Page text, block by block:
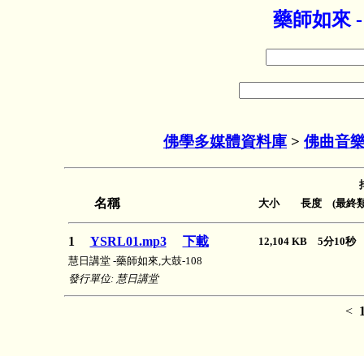
藥師如來
佛學多媒體資料庫 > 佛曲音
名稱 大小 長度 (最終
1 YSRL01.mp3 下載
12,104 KB 5分10
慧日講堂 -藥師如來,大鼓-108
發行單位: 慧日講堂
<